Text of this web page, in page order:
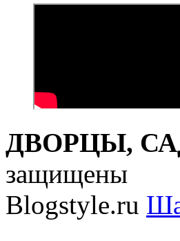
ДВОРЦЫ,
защищены
Blogstyle.ru